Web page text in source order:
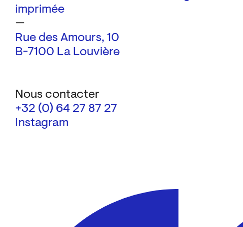
imprimée
—
Rue des Amours, 10
B-7100 La Louvière
Nous contacter
+32 (0) 64 27 87 27
Instagram